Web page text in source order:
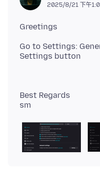
2025/8/21 下午
Go to Settings:
Best Regards